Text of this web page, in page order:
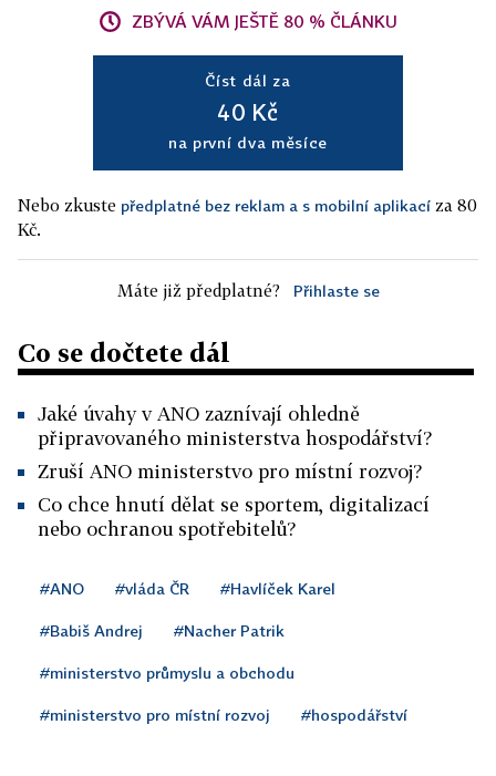
ZBÝVÁ VÁM JEŠTĚ 80 % ČLÁNKU
Číst dál za
40 Kč
na první dva měsíce
Nebo zkuste předplatné bez reklam a s mobilní aplikací za 80
Kč.
Máte již předplatné? Přihlaste se
Co se dočtete dál
Jaké úvahy v ANO zaznívají ohledně
připravovaného ministerstva hospodářství?
Zruší ANO ministerstvo pro místní rozvoj?
Co chce hnutí dělat se sportem, digitalizací
nebo ochranou spotřebitelů?
#ANO #vláda ČR #Havlíček Karel
#Babiš Andrej #Nacher Patrik
#ministerstvo průmyslu a obchodu
#ministerstvo pro místní rozvoj #hospodářství